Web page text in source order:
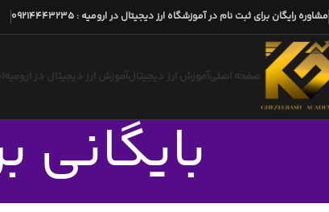
مشاوره رایگان برای ثبت نام در آموزشگاه ارز دیجیتال در ارومیه :
09214443235
صفحه اصلیآموزش ارز دیجیتالآموزش ارز دیجیتال در ارومیه